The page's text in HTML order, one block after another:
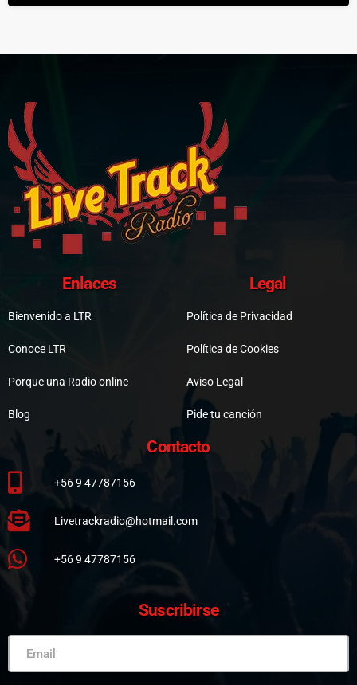
Enlaces
Bienvenido a LTR
Conoce LTR
Porque una Radio online
Blog
Legal
Política de Privacidad
Política de Cookies
Aviso Legal
Pide tu canción
Contacto
+56 9 47787156
Livetrackradio@hotmail.com
+56 9 47787156
Suscribirse